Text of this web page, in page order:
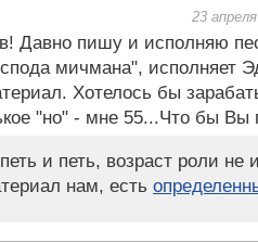
23
Давно пишу и исполняю
мичмана", исполняет
Хотелось бы
"но" - мне 55...Что бы Вы
и петь, возраст роли не
нам, есть